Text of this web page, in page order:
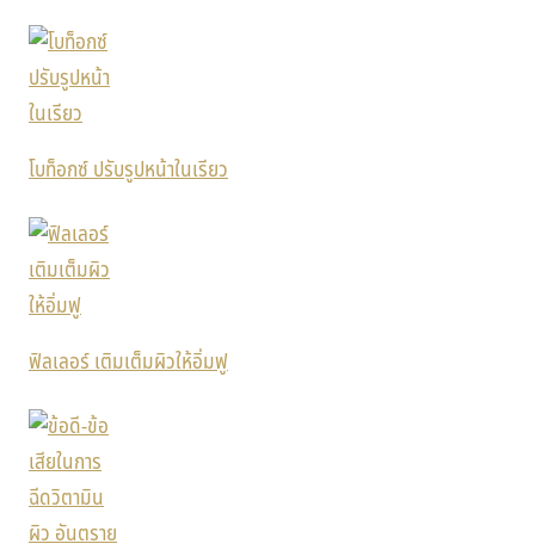
โบท็อกซ์ ปรับรูปหน้าในเรียว
ฟิลเลอร์ เติมเต็มผิวให้อิ่มฟู